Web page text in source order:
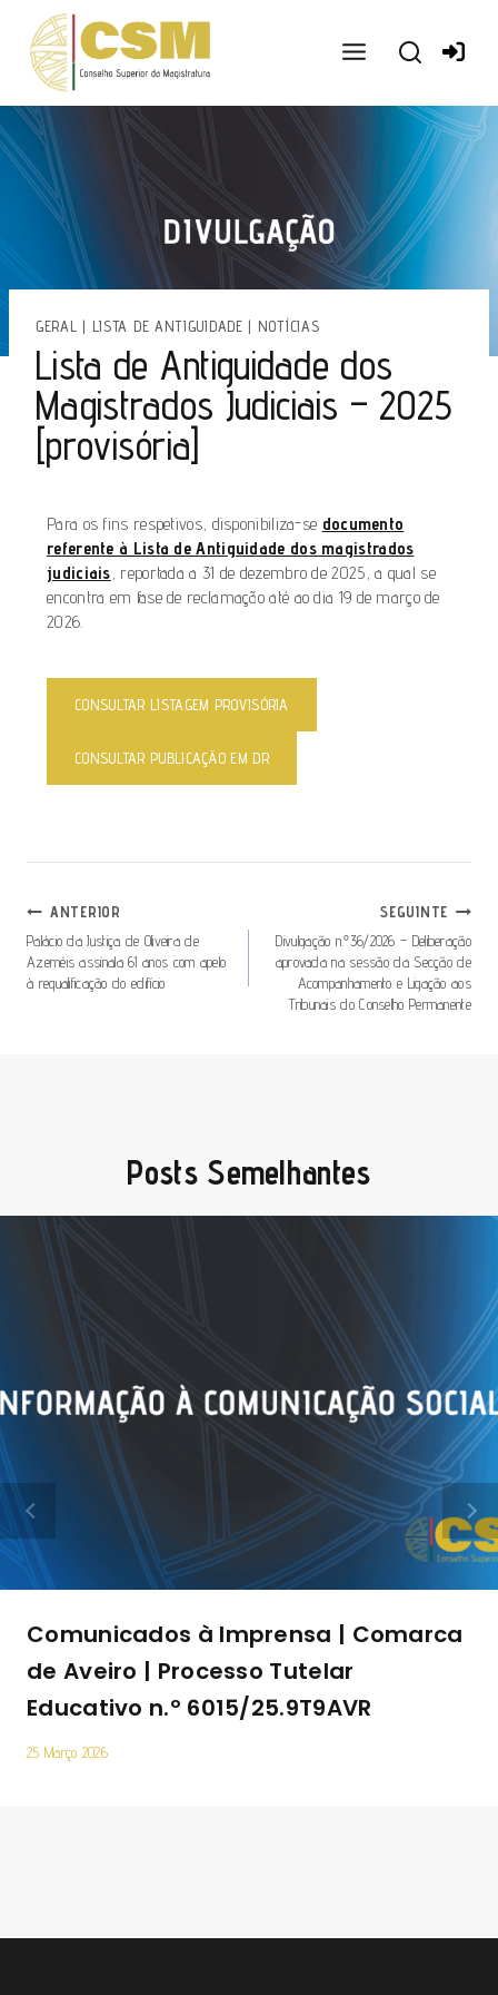
conteúdo
GERAL | LISTA DE ANTIGUIDADE | NOTÍCIAS
Lista de Antiguidade dos
Magistrados Judiciais – 2025
[provisória]
Para os fins respetivos, disponibiliza-se documento
referente à Lista de Antiguidade dos magistrados
judiciais, reportada a 31 de dezembro de 2025, a qual se
encontra em fase de reclamação até ao dia 19 de março de
2026.
CONSULTAR LISTAGEM PROVISÓRIA
CONSULTAR PUBLICAÇÃO EM DR
ANTERIOR
Palácio da Justiça de Oliveira de
Azeméis assinala 61 anos com apelo
à requalificação do edifício
SEGUINTE
Divulgação n.º36/2026 – Deliberação
aprovada na sessão da Secção de
Acompanhamento e Ligação aos
Tribunais do Conselho Permanente
Posts Semelhantes
Comunicados à Imprensa | Comarca
de Aveiro | Processo Tutelar
Educativo n.º 6015/25.9T9AVR
25 Março 2026